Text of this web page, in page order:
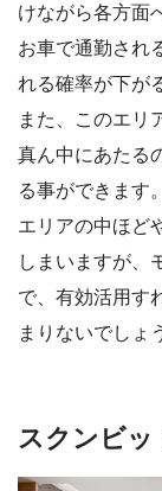
けながら各方面
お車で通勤され
れる確率が下が
また、このエリ
真ん中にあたる
る事ができます。
エリアの中ほど
しまいますが、
で、有効活用す
まりないでしょ
スクンビッ